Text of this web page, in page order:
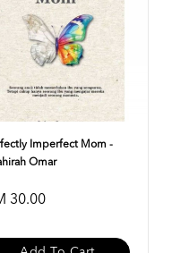
Imperfect Mom -
Omar
30.00